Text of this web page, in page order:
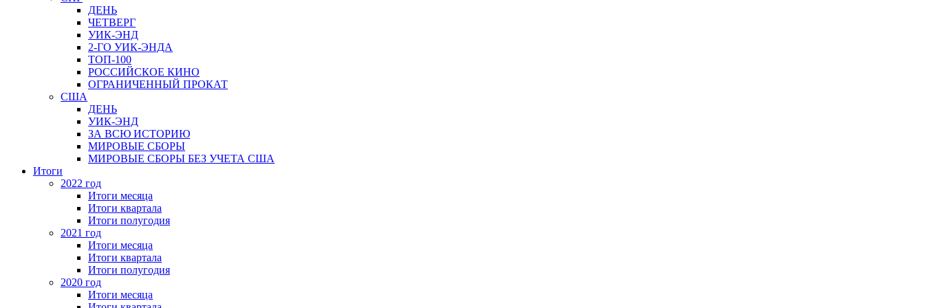
ДЕНЬ
ЧЕТВЕРГ
УИК-ЭНД
2-ГО УИК-ЭНДА
ТОП-100
РОССИЙСКОЕ КИНО
ОГРАНИЧЕННЫЙ ПРОКАТ
США
ДЕНЬ
УИК-ЭНД
ЗА ВСЮ ИСТОРИЮ
МИРОВЫЕ СБОРЫ
МИРОВЫЕ СБОРЫ БЕЗ УЧЕТА США
Итоги
2022 год
Итоги месяца
Итоги квартала
Итоги полугодия
2021 год
Итоги месяца
Итоги квартала
Итоги полугодия
2020 год
Итоги месяца